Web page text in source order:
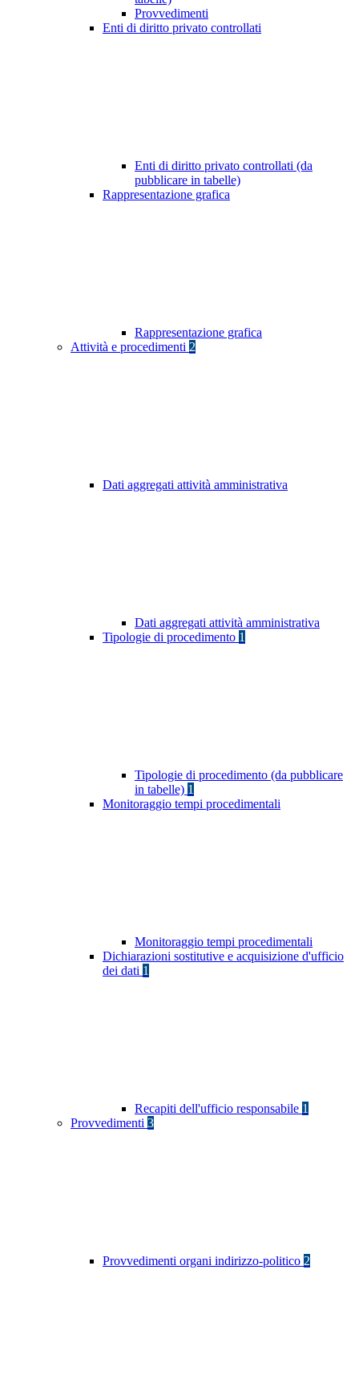
Provvedimenti
Enti di diritto privato controllati
Enti di diritto privato controllati (da
pubblicare in tabelle)
Rappresentazione grafica
Rappresentazione grafica
Attività e procedimenti 2
Dati aggregati attività amministrativa
Dati aggregati attività amministrativa
Tipologie di procedimento 1
Tipologie di procedimento (da pubblicare
in tabelle) 1
Monitoraggio tempi procedimentali
Monitoraggio tempi procedimentali
Dichiarazioni sostitutive e acquisizione d'ufficio
dei dati 1
Recapiti dell'ufficio responsabile 1
Provvedimenti 3
Provvedimenti organi indirizzo-politico 2